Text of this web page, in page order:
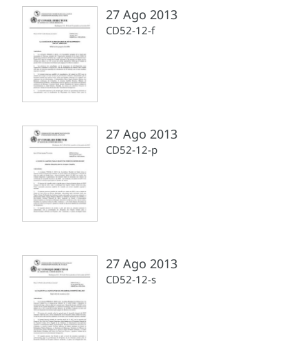
27 Ago 2013
CD52-12-f
27 Ago 2013
CD52-12-p
27 Ago 2013
CD52-12-s